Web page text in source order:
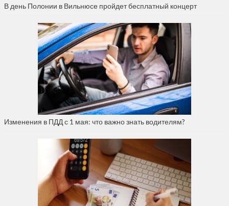
В день Полонии в Вильнюсе пройдет бесплатный концерт
Изменения в ПДД с 1 мая: что важно знать водителям?